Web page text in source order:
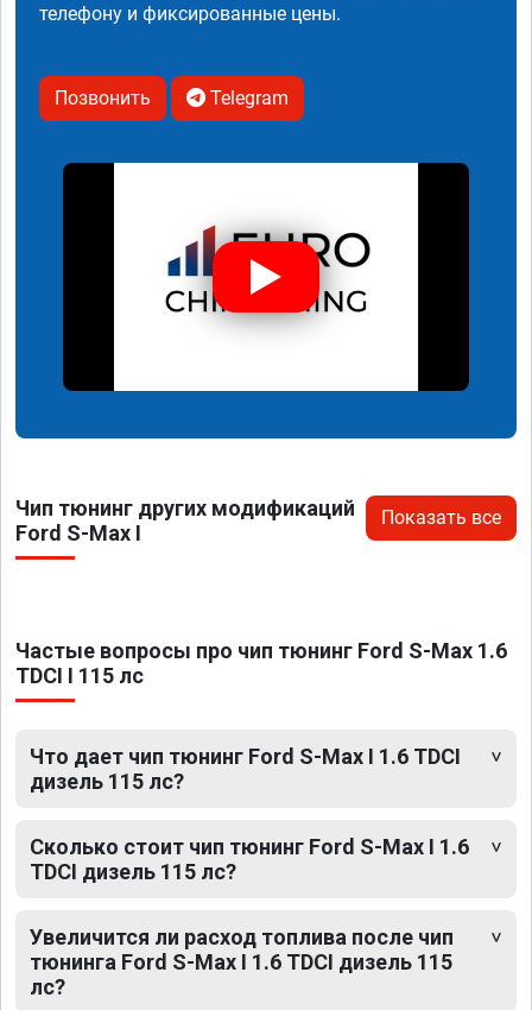
телефону и фиксированные цены.
Позвонить Telegram
Чип тюнинг других модификаций
Ford S-Max I
Показать все
Частые вопросы про чип тюнинг Ford S-Max 1.6
TDCI I 115 лс
Что дает чип тюнинг Ford S-Max I 1.6 TDCI
дизель 115 лс?
Сколько стоит чип тюнинг Ford S-Max I 1.6
TDCI дизель 115 лс?
Увеличится ли расход топлива после чип
тюнинга Ford S-Max I 1.6 TDCI дизель 115
лс?